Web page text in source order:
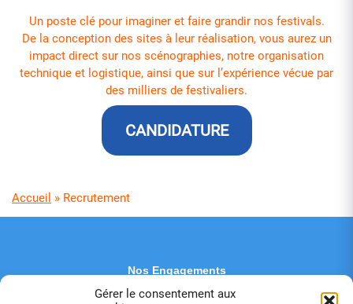
Gérer le consentement aux
Un poste clé pour imaginer et faire grandir nos festivals.
De la conception des sites à leur réalisation, vous aurez un
impact direct sur nos scénographies, notre organisation
technique et logistique, ainsi que sur l’expérience vécue par
des milliers de festivaliers.
CANDIDATURE
Accueil » Recrutement
Nos Engagements
Partenaires